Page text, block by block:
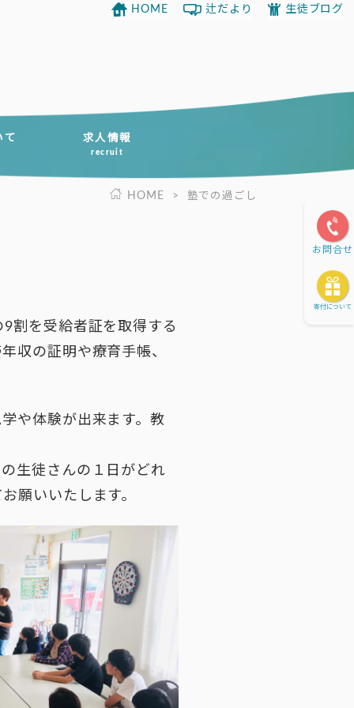
て 求人情報
recruit
HOME 辻だより 生徒ブログ
お問合せ
寄付について
HOME > 塾での過ごし
割を受給者証を取得する
収の証明や療育手帳、
や体験が出来ます。教
生徒さんの１日がどれ
願いいたします。